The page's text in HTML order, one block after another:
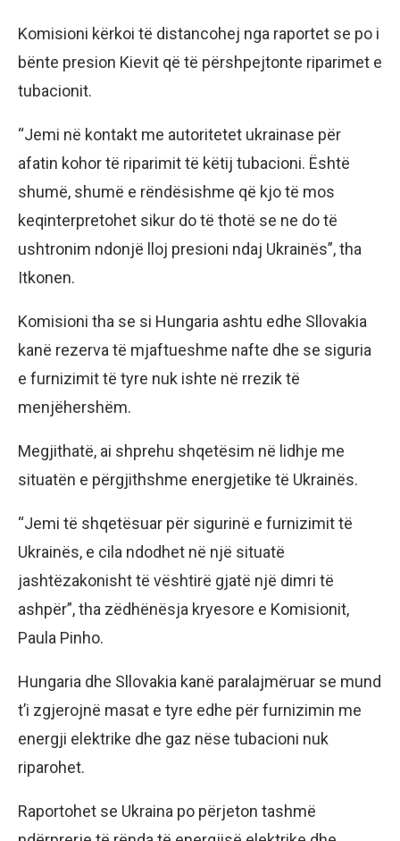
Komisioni kërkoi të distancohej nga raportet se po i
bënte presion Kievit që të përshpejtonte riparimet e
tubacionit.
“Jemi në kontakt me autoritetet ukrainase për
afatin kohor të riparimit të këtij tubacioni. Është
shumë, shumë e rëndësishme që kjo të mos
keqinterpretohet sikur do të thotë se ne do të
ushtronim ndonjë lloj presioni ndaj Ukrainës”, tha
Itkonen.
Komisioni tha se si Hungaria ashtu edhe Sllovakia
kanë rezerva të mjaftueshme nafte dhe se siguria
e furnizimit të tyre nuk ishte në rrezik të
menjëhershëm.
Megjithatë, ai shprehu shqetësim në lidhje me
situatën e përgjithshme energjetike të Ukrainës.
“Jemi të shqetësuar për sigurinë e furnizimit të
Ukrainës, e cila ndodhet në një situatë
jashtëzakonisht të vështirë gjatë një dimri të
ashpër”, tha zëdhënësja kryesore e Komisionit,
Paula Pinho.
Hungaria dhe Sllovakia kanë paralajmëruar se mund
t’i zgjerojnë masat e tyre edhe për furnizimin me
energji elektrike dhe gaz nëse tubacioni nuk
riparohet.
Raportohet se Ukraina po përjeton tashmë